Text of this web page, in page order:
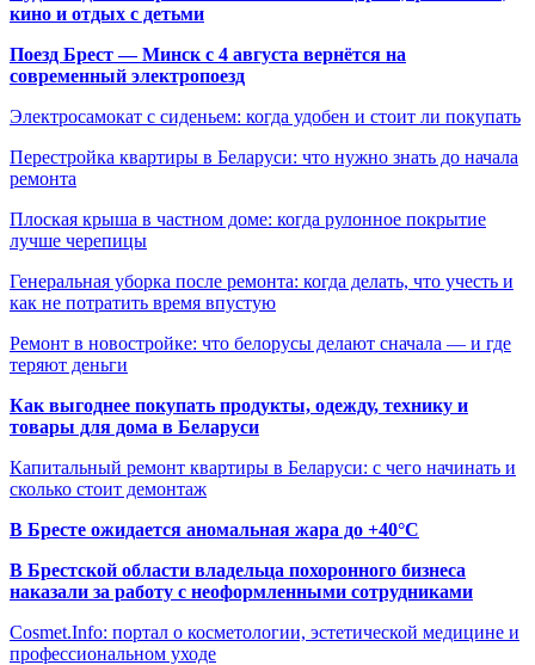
кино и отдых с детьми
Поезд Брест — Минск с 4 августа вернётся на
современный электропоезд
Электросамокат с сиденьем: когда удобен и стоит ли покупать
Перестройка квартиры в Беларуси: что нужно знать до начала
ремонта
Плоская крыша в частном доме: когда рулонное покрытие
лучше черепицы
Генеральная уборка после ремонта: когда делать, что учесть и
как не потратить время впустую
Ремонт в новостройке: что белорусы делают сначала — и где
теряют деньги
Как выгоднее покупать продукты, одежду, технику и
товары для дома в Беларуси
Капитальный ремонт квартиры в Беларуси: с чего начинать и
сколько стоит демонтаж
В Бресте ожидается аномальная жара до +40°C
В Брестской области владельца похоронного бизнеса
наказали за работу с неоформленными сотрудниками
Cosmet.Info: портал о косметологии, эстетической медицине и
профессиональном уходе